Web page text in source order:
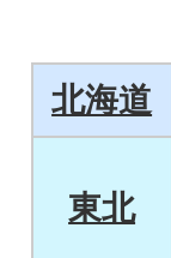
北海道
東北